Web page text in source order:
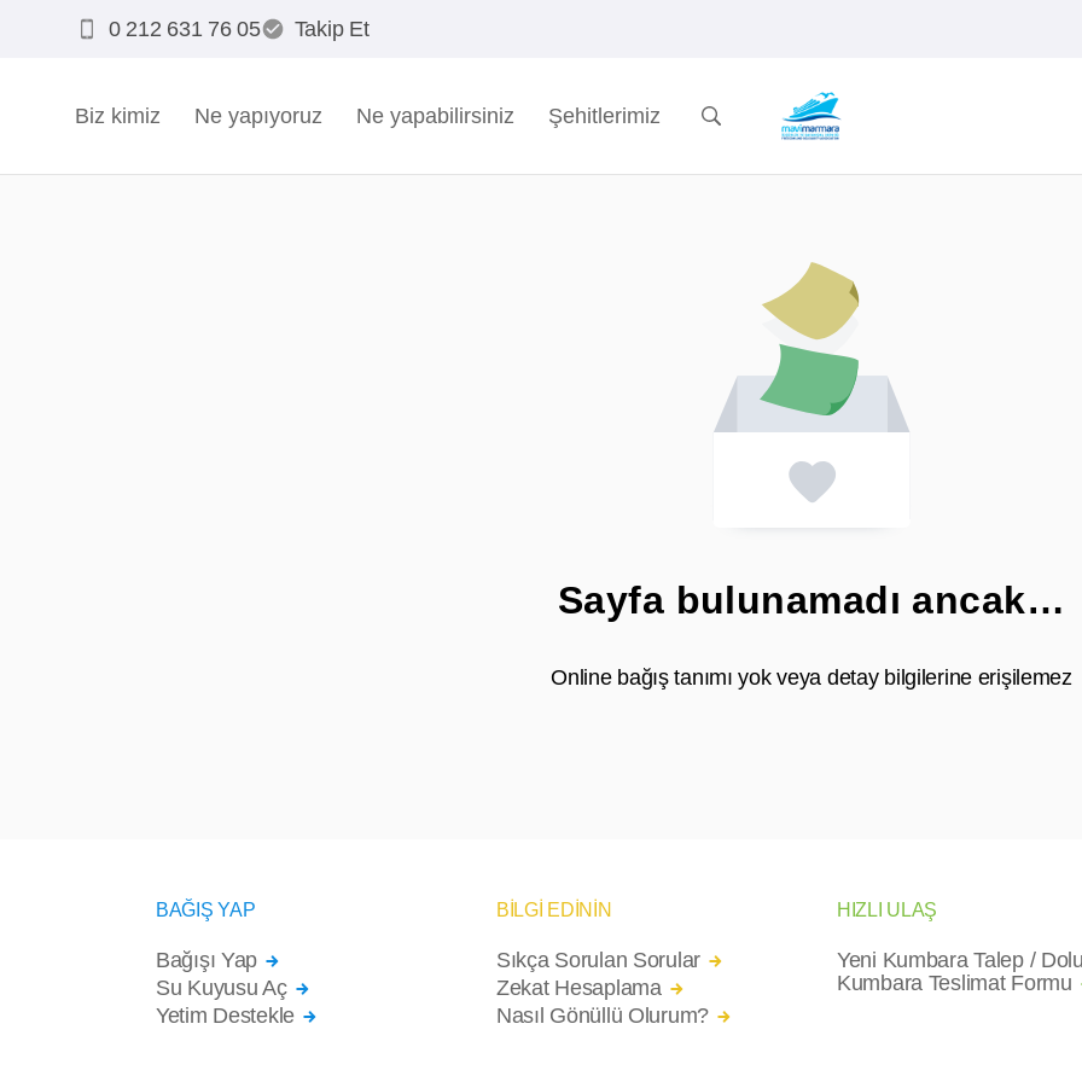
0 212 631 76 05 Takip Et
Biz kimiz Ne yapıyoruz Ne yapabilirsiniz Şehitlerimiz
Sayfa bulunamadı ancak…
Online bağış tanımı yok veya detay bilgilerine erişilemez
BAĞIŞ YAP
Bağışı Yap
Su Kuyusu Aç
Yetim Destekle
BİLGİ EDİNİN
Sıkça Sorulan Sorular
Zekat Hesaplama
Nasıl Gönüllü Olurum?
HIZLI ULAŞ
Yeni Kumbara Talep /
Kumbara Teslimat Formu